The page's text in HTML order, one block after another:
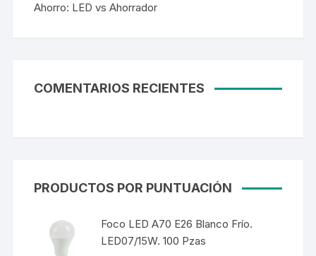
Ahorro: LED vs Ahorrador
COMENTARIOS RECIENTES
PRODUCTOS POR PUNTUACIÓN
Foco LED A70 E26 Blanco Frío.
LED07/15W. 100 Pzas